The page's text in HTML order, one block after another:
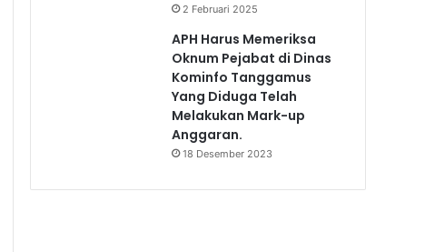
2 Februari 2025
APH Harus Memeriksa
Oknum Pejabat di Dinas
Kominfo Tanggamus
Yang Diduga Telah
Melakukan Mark-up
Anggaran.
18 Desember 2023